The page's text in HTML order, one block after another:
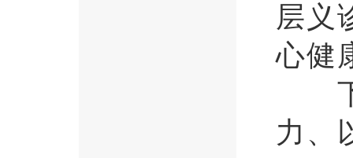
层义
心健
下
力、